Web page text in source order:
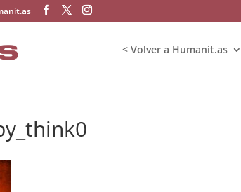
< Volver a Humanit.as